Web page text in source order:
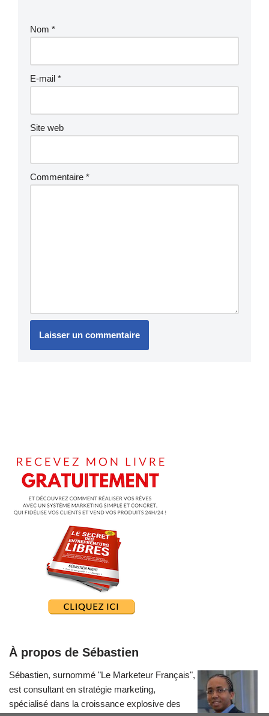
Nom *
E-mail *
Site web
Commentaire *
À propos de Sébastien
Sébastien, surnommé "Le Marketeur Français",
est consultant en stratégie marketing,
spécialisé dans la croissance explosive des